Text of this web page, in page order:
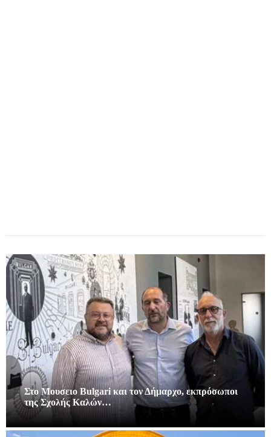
Στο Μουσειο Bulgari και τον Δήμαρχο, εκπρόσωποι
της Σχολής Καλών…